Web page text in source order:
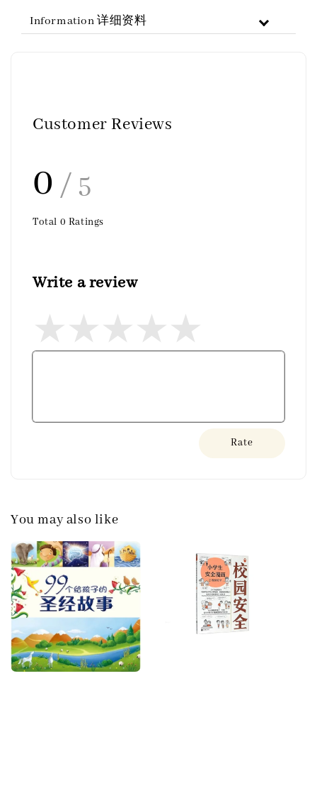
Information 详细资料
Customer Reviews
0 / 5
Total 0 Ratings
Write a review
Rate
You may also like